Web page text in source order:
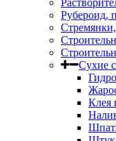
Рубероид,
Сухие
Клея